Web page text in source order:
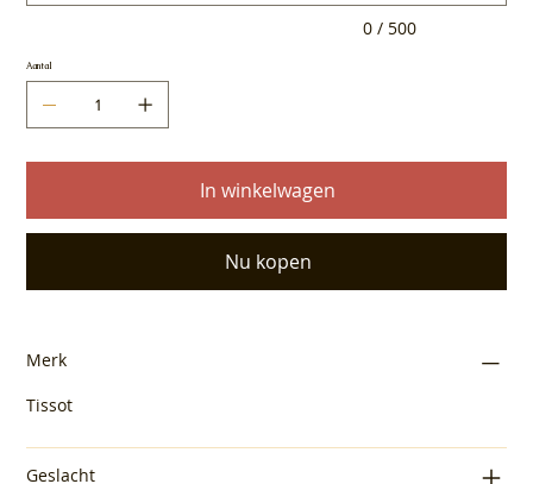
0 / 500
Aantal
In winkelwagen
Nu kopen
Merk
Tissot
Geslacht